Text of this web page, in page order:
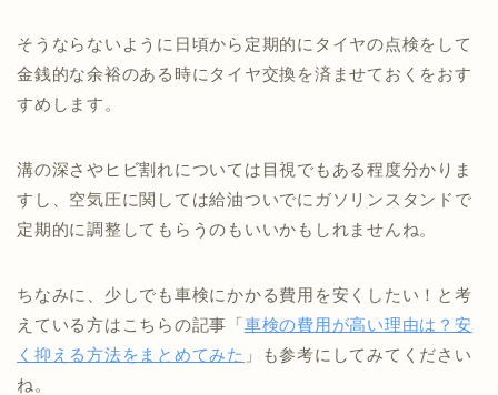
そうならないように日頃から定期的にタイヤの点検をして
金銭的な余裕のある時にタイヤ交換を済ませておくをおす
すめします。
溝の深さやヒビ割れについては目視でもある程度分かりま
すし、空気圧に関しては給油ついでにガソリンスタンドで
定期的に調整してもらうのもいいかもしれませんね。
ちなみに、少しでも車検にかかる費用を安くしたい！と考
えている方はこちらの記事「車検の費用が高い理由は？安
く抑える方法をまとめてみた 」も参考にしてみてください
ね。